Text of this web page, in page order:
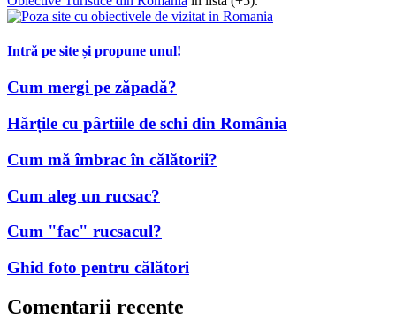
Intră pe site și propune unul!
Cum mergi pe zăpadă?
Hărțile cu pârtiile de schi din România
Cum mă îmbrac în călătorii?
Cum aleg un rucsac?
Cum "fac" rucsacul?
Ghid foto pentru călători
Comentarii recente